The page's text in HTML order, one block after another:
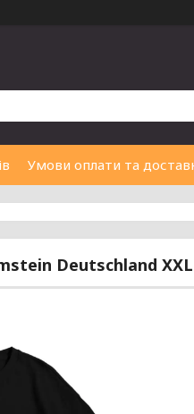
Умови оплати та
Deutschland